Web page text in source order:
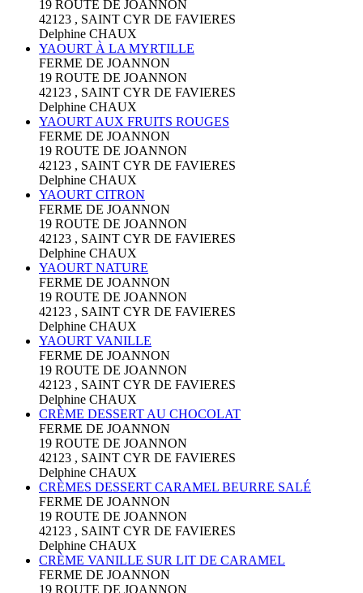
19 ROUTE DE JOANNON
42123 , SAINT CYR DE FAVIERES
Delphine CHAUX
YAOURT À LA MYRTILLE
FERME DE JOANNON
19 ROUTE DE JOANNON
42123 , SAINT CYR DE FAVIERES
Delphine CHAUX
YAOURT AUX FRUITS ROUGES
FERME DE JOANNON
19 ROUTE DE JOANNON
42123 , SAINT CYR DE FAVIERES
Delphine CHAUX
YAOURT CITRON
FERME DE JOANNON
19 ROUTE DE JOANNON
42123 , SAINT CYR DE FAVIERES
Delphine CHAUX
YAOURT NATURE
FERME DE JOANNON
19 ROUTE DE JOANNON
42123 , SAINT CYR DE FAVIERES
Delphine CHAUX
YAOURT VANILLE
FERME DE JOANNON
19 ROUTE DE JOANNON
42123 , SAINT CYR DE FAVIERES
Delphine CHAUX
CRÈME DESSERT AU CHOCOLAT
FERME DE JOANNON
19 ROUTE DE JOANNON
42123 , SAINT CYR DE FAVIERES
Delphine CHAUX
CRÈMES DESSERT CARAMEL BEURRE SALÉ
FERME DE JOANNON
19 ROUTE DE JOANNON
42123 , SAINT CYR DE FAVIERES
Delphine CHAUX
CRÈME VANILLE SUR LIT DE CARAMEL
FERME DE JOANNON
19 ROUTE DE JOANNON